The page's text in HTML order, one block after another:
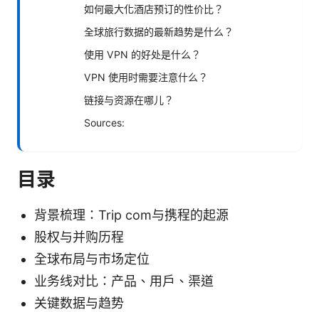
如何最大化酒店预订的性价比？
全球旅行数据的最新趋势是什么？
使用 VPN 的好处是什么？
VPN 使用时需要注意什么？
链接与资源在哪儿？
Sources:
目录
背景梳理：Trip com与携程的起源
股权与并购历程
全球布局与市场定位
业务线对比：产品、用户、渠道
关键数据与趋势